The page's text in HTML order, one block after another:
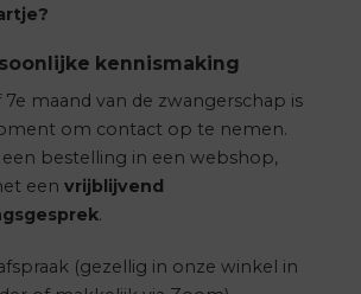
kennismaking
7e maand van de zwangerschap is
om contact op te nemen.
een bestelling in een webshop,
een vrijblijvend
.
(gezellig in onze winkel in